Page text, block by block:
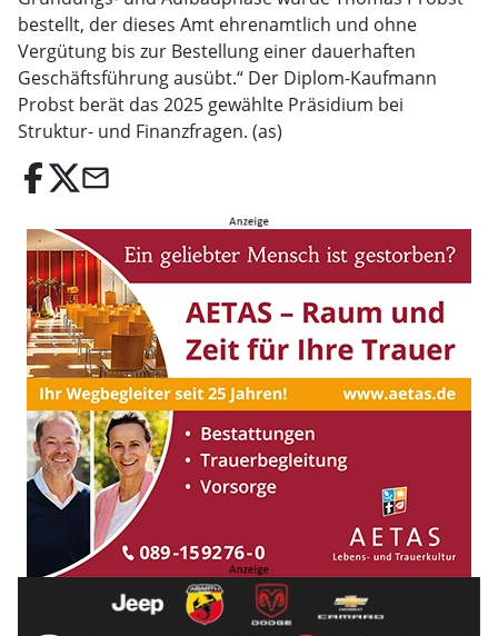
bestellt, der dieses Amt ehrenamtlich und ohne
Vergütung bis zur Bestellung einer dauerhaften
Geschäftsführung ausübt.“ Der Diplom-Kaufmann
Probst berät das 2025 gewählte Präsidium bei
Struktur- und Finanzfragen. (as)
email